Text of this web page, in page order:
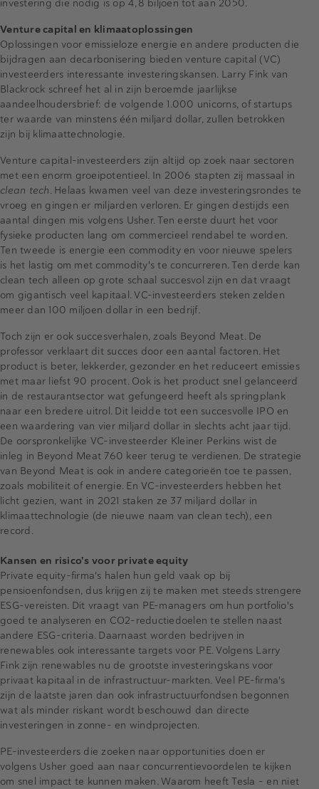
investering die nodig is op 4,8 biljoen tot aan 2050.
Venture capital en klimaatoplossingen
Oplossingen voor emissieloze energie en andere producten die
bijdragen aan decarbonisering bieden venture capital (VC)
investeerders interessante investeringskansen. Larry Fink van
Blackrock schreef het al in zijn beroemde jaarlijkse
aandeelhoudersbrief: de volgende 1.000 unicorns, of startups
ter waarde van minstens één miljard dollar, zullen betrokken
zijn bij klimaattechnologie.
Venture capital-investeerders zijn altijd op zoek naar sectoren
met een enorm groeipotentieel. In 2006 stapten zij massaal in
clean tech. Helaas kwamen veel van deze investeringsrondes te
vroeg en gingen er miljarden verloren. Er gingen destijds een
aantal dingen mis volgens Usher. Ten eerste duurt het voor
fysieke producten lang om commercieel rendabel te worden.
Ten tweede is energie een commodity en voor nieuwe spelers
is het lastig om met commodity's te concurreren. Ten derde kan
clean tech alleen op grote schaal succesvol zijn en dat vraagt
om gigantisch veel kapitaal. VC-investeerders steken zelden
meer dan 100 miljoen dollar in een bedrijf.
Toch zijn er ook succesverhalen, zoals Beyond Meat. De
professor verklaart dit succes door een aantal factoren. Het
product is beter, lekkerder, gezonder en het reduceert emissies
met maar liefst 90 procent. Ook is het product snel gelanceerd
in de restaurantsector wat gefungeerd heeft als springplank
naar een bredere uitrol. Dit leidde tot een succesvolle IPO en
een waardering van vier miljard dollar in slechts acht jaar tijd.
De oorspronkelijke VC-investeerder Kleiner Perkins wist de
inleg in Beyond Meat 760 keer terug te verdienen. De strategie
van Beyond Meat is ook in andere categorieën toe te passen,
zoals mobiliteit of energie. En VC-investeerders hebben het
licht gezien, want in 2021 staken ze 37 miljard dollar in
klimaattechnologie (de nieuwe naam van clean tech), een
record.
Kansen en risico's voor private equity
Private equity-firma's halen hun geld vaak op bij
pensioenfondsen, dus krijgen zij te maken met steeds strengere
ESG-vereisten. Dit vraagt van PE-managers om hun portfolio's
goed te analyseren en CO2-reductiedoelen te stellen naast
andere ESG-criteria. Daarnaast worden bedrijven in
renewables ook interessante targets voor PE. Volgens Larry
Fink zijn renewables nu de grootste investeringskans voor
privaat kapitaal in de infrastructuur-markten. Veel PE-firma's
zijn de laatste jaren dan ook infrastructuurfondsen begonnen
wat als minder riskant wordt beschouwd dan directe
investeringen in zonne- en windprojecten.
PE-investeerders die zoeken naar opportunities doen er
volgens Usher goed aan naar concurrentievoordelen te kijken
om snel impact te kunnen maken. Waarom heeft Tesla - en niet